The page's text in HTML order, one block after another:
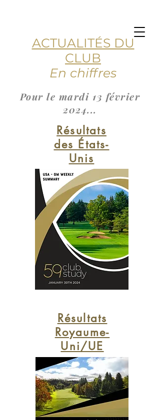
ACTUALITÉS DU
CLUB
En chiffres
Pour le mardi 13 février
2024...
Résultats
des États-
Unis
Résultats
Royaume-
Uni/UE